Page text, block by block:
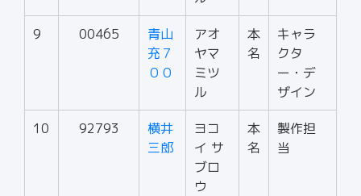
9 00465
青山
充７
００
アオ
ヤマ
ミツ
ル
本
名
キャラ
クタ
ー・デ
ザイン
10 92793
横井
三郎
ヨコ
イ サ
ブロ
ウ
本
名
製作担
当